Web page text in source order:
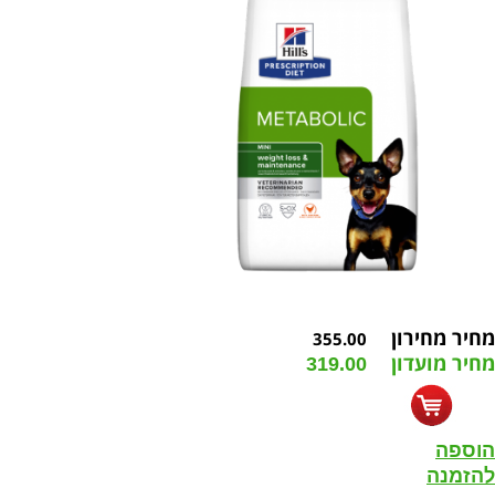
מחיר מחירון 355.00
מחיר מועדון 319.00
הוספה
להזמנה